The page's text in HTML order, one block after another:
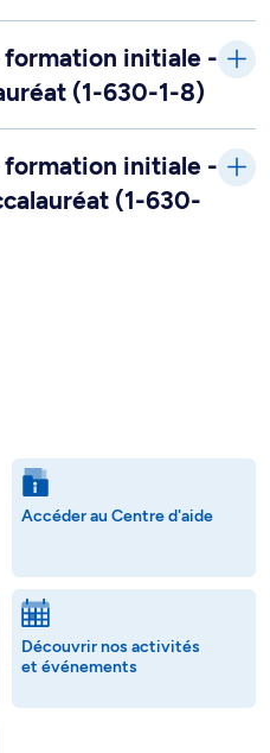
initiale -
(1-630-1-8)
initiale -
(1-630-
Accéder au Centre d'aide
Découvrir nos activités
et événements